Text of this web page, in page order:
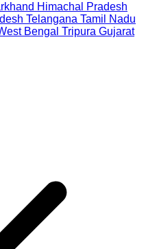
Himachal Pradesh
Telangana Tamil Nadu
Bengal Tripura Gujarat